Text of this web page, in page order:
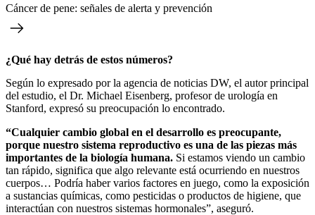
Cáncer de pene: señales de alerta y prevención
¿Qué hay detrás de estos números?
Según lo expresado por la agencia de noticias DW, el autor principal
del estudio, el Dr. Michael Eisenberg, profesor de urología en
Stanford, expresó su preocupación lo encontrado.
“Cualquier cambio global en el desarrollo es preocupante,
porque nuestro sistema reproductivo es una de las piezas más
importantes de la biología humana. Si estamos viendo un cambio
tan rápido, significa que algo relevante está ocurriendo en nuestros
cuerpos… Podría haber varios factores en juego, como la exposición
a sustancias químicas, como pesticidas o productos de higiene, que
interactúan con nuestros sistemas hormonales”, aseguró.